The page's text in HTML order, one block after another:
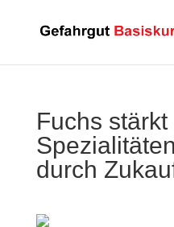
Fuchs stärkt
durch